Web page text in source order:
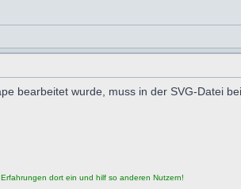
bearbeitet wurde, muss in der SVG-Datei
dort ein und hilf so anderen Nutzern!